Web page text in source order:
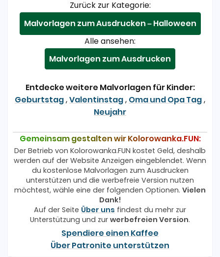
Zurück zur Kategorie:
Malvorlagen zum Ausdrucken – Halloween
Alle ansehen:
Malvorlagen zum Ausdrucken
Entdecke weitere Malvorlagen für Kinder:
Geburtstag,Valentinstag, Oma und Opa Tag,
Neujahr
Gemeinsam gestalten wir Kolorowanka.FUN:
Der Betrieb von Kolorowanka.FUN kostet Geld, deshalb
werden auf der Website Anzeigen eingeblendet. Wenn
du kostenlose Malvorlagen zum Ausdrucken
unterstützen und die werbefreie Version nutzen
möchtest, wähle eine der folgenden Optionen. Vielen
Dank!
Auf der Seite Über uns findest du mehr zur
Unterstützung und zur werbefreien Version.
Spendiere einen Kaffee
Über Patronite unterstützen